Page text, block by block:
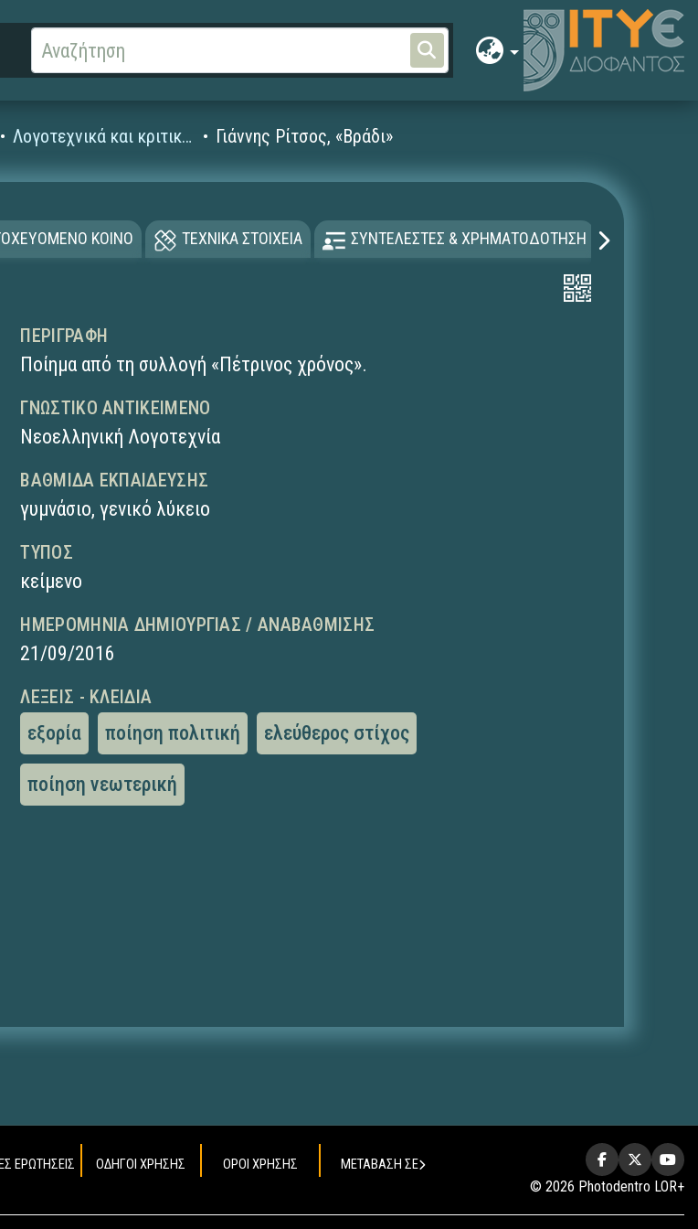
Λογοτεχνικά και κριτικά κείμενα Γιάννης Ρίτσος, «Βράδι»
ΚΟΙΝΟ ΤΕΧΝΙΚΑ ΣΤΟΙΧΕΙΑ ΣΥΝΤΕΛΕΣΤΕΣ & ΧΡΗΜΑΤΟΔΟΤΗΣΗ
ΠΕΡΙΓΡΑΦΉ
Ποίημα από τη συλλογή «Πέτρινος χρόνος».
ΓΝΩΣΤΙΚΌ ΑΝΤΙΚΕΊΜΕΝΟ
Νεοελληνική Λογοτεχνία
ΒΑΘΜΊΔΑ ΕΚΠΑΊΔΕΥΣΗΣ
γυμνάσιο,γενικό λύκειο
ΤΎΠΟΣ
κείμενο
ΗΜΕΡΟΜΗΝΊΑ ΔΗΜΙΟΥΡΓΊΑΣ / ΑΝΑΒΆΘΜΙΣΗΣ
21/09/2016
ΛΈΞΕΙΣ - ΚΛΕΙΔΙΆ
εξορία ποίηση πολιτική ελεύθερος στίχος
ποίηση νεωτερική
ΕΡΩΤΗΣΕΙΣ ΟΔΗΓΟΙ ΧΡΗΣΗΣ ΟΡΟΙ ΧΡΗΣΗΣ ΜΕΤΑΒΑΣΗ ΣΕ
© 2026 Photodentro LOR+